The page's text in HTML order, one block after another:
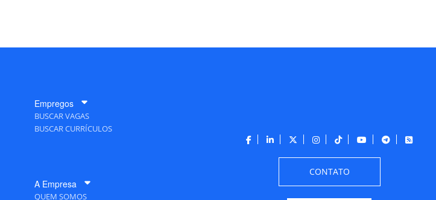
Empregos
BUSCAR VAGAS
BUSCAR CURRÍCULOS
A Empresa
QUEM SOMOS
CONTATO